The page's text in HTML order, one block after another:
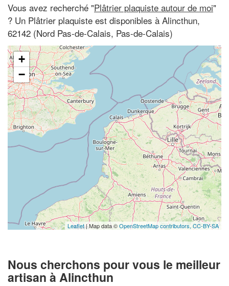
Vous avez recherché "Plâtrier plaquiste autour de moi"
? Un Plâtrier plaquiste est disponibles à Alincthun,
62142 (Nord Pas-de-Calais, Pas-de-Calais)
+
−
Leaflet| Map data ©OpenStreetMap contributors, CC-BY-SA
Nous cherchons pour vous le meilleur
artisan à Alincthun